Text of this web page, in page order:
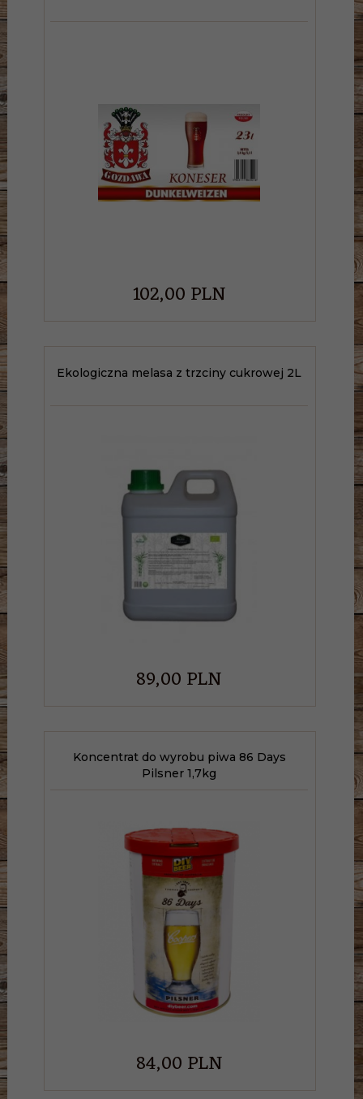
102,00PLN
Ekologiczna melasa z trzciny cukrowej 2L
89,00PLN
Koncentrat do wyrobu piwa 86 Days
Pilsner 1,7kg
84,00PLN